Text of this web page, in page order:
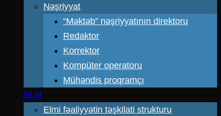
Nəşriyyat
“Məktəb” nəşriyyatının direktoru
Redaktor
Korrektor
Kompüter operatoru
Mühəndis proqramçı
ELM
Elmi fəaliyyətin təşkilati strukturu